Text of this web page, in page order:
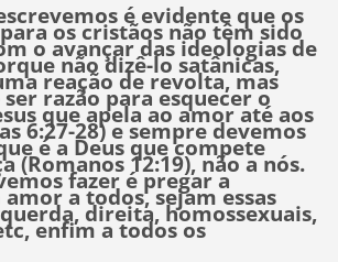
é evidente que os
os cristãos não têm sido
o avançar das ideologias de
não dizê-lo satânicas,
reação de revolta, mas
razão para esquecer o
que apela ao amor até aos
6:27-28) e sempre devemos
é a Deus que compete
(Romanos 12:19), não a nós.
fazer é pregar a
a todos, sejam essas
direita, homossexuais,
enfim a todos os